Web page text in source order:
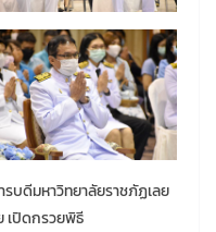
รบดีมหาวิทยาลัยราชภัฏเลย
เปิดกรวยพิธี